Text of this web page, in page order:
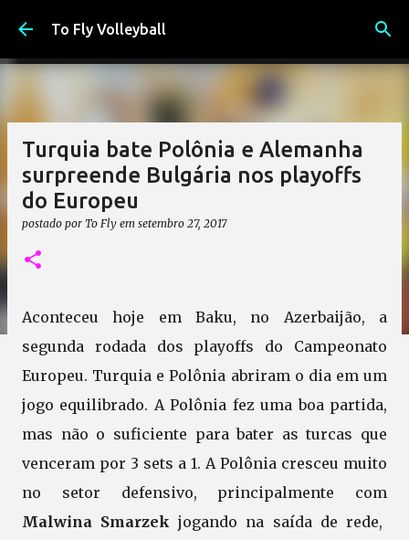
Pular para o conteúdo principal
To Fly Volleyball
Turquia bate Polônia e Alemanha
surpreende Bulgária nos playoffs
do Europeu
postado por To Fly em setembro 27, 2017
Aconteceu hoje em Baku, no Azerbaijão, a
segunda rodada dos playoffs do Campeonato
Europeu. Turquia e Polônia abriram o dia em um
jogo equilibrado. A Polônia fez uma boa partida,
mas não o suficiente para bater as turcas que
venceram por 3 sets a 1. A Polônia cresceu muito
no setor defensivo, principalmente com
Malwina Smarzek jogando na saída de rede,